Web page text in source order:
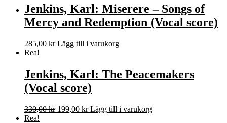
priset
var:
308,00 kr.
priset
är:
245,00 kr.
Jenkins, Karl: Miserere – Songs of
Mercy and Redemption (Vocal score)
285,00 kr Lägg till i varukorg
Rea!
Jenkins, Karl: The Peacemakers
(Vocal score)
330,00kr Det
199,00 krDet
Lägg till i varukorg
Rea!